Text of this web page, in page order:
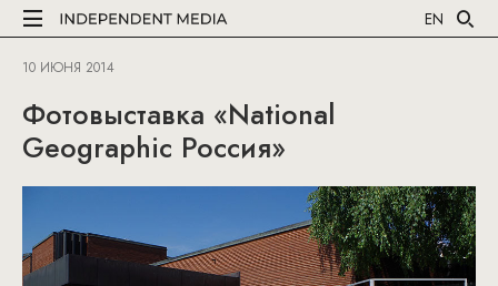
EN
10 ИЮНЯ 2014
Фотовыставка «National
Geographic Россия»